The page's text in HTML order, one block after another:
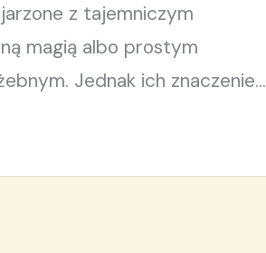
z tajemniczym
magią albo prostym
Jednak ich znaczenie...